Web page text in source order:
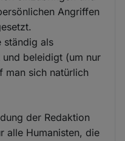
Angriffen
ständig als
beleidigt (um nur
man sich natürlich
der Redaktion
alle Humanisten, die